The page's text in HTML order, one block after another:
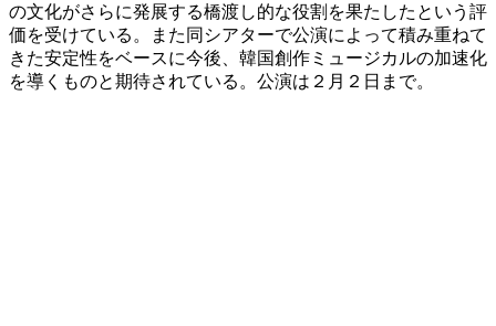
の文化がさらに発展する橋渡し的な役割を果たしたという評
価を受けている。また同シアターで公演によって積み重ねて
きた安定性をベースに今後、韓国創作ミュージカルの加速化
を導くものと期待されている。公演は２月２日まで。